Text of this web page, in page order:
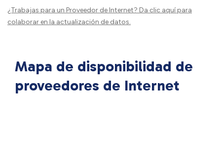
¿Trabajas para un Proveedor de Internet? Da clic aquípara
colaborar en la actualización de datos.
Mapa de disponibilidad de
proveedores de Internet